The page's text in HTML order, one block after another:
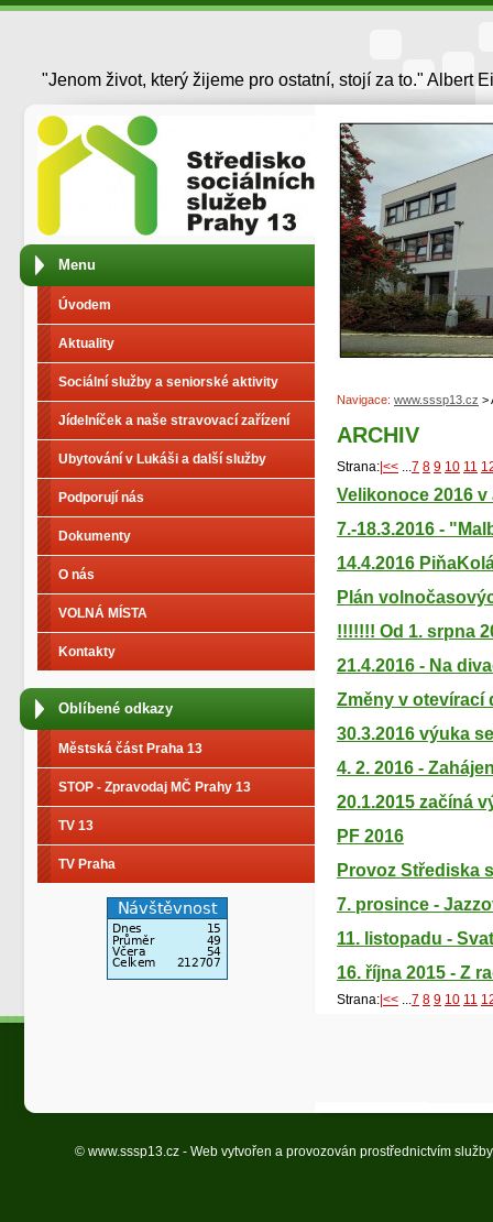
"Jenom život, který žijeme pro ostatní, stojí za to." Albert
Menu
Úvodem
Aktuality
Sociální služby a seniorské aktivity
Jídelníček a naše stravovací zařízení
Ubytování v Lukáši a další služby
Podporují nás
Dokumenty
O nás
VOLNÁ MÍSTA
Kontakty
Oblíbené odkazy
Městská část Praha 13
STOP - Zpravodaj MČ Prahy 13
TV 13
TV Praha
Navigace: www.sssp13.cz >
ARCHIV
Strana: |<< ...7 8 9 10 11
Velikonoce 2016
7.-18.3.2016 -
14.4.2016
Plán
!!!!!!! Od 1. srpna
21.4.2016 - Na
Změny v otevírací
30.3.2016 výuka
4. 2. 2016 -
20.1.2015 začíná
PF 2016
Provoz Střediska
7. prosince -
11. listopadu -
16. října 2015 - Z
Strana: |<< ...7 8 9 10 11
© www.sssp13.cz - Web vytvořen a provozován prostřednictvím